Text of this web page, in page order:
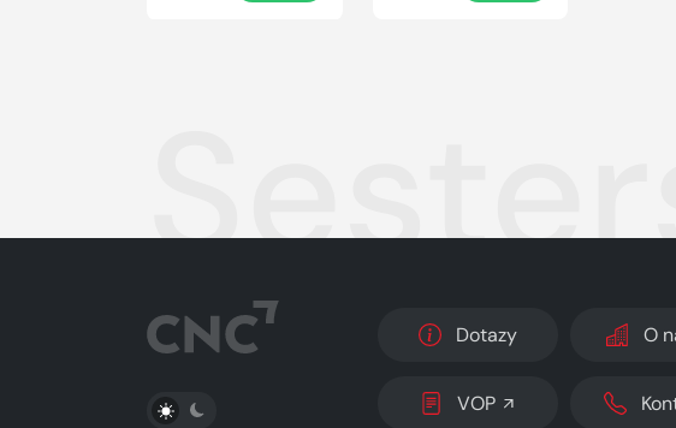
PŘEPNOUT SVĚTLÝ/TMAVÝ REŽIM
Dotazy O
VOP